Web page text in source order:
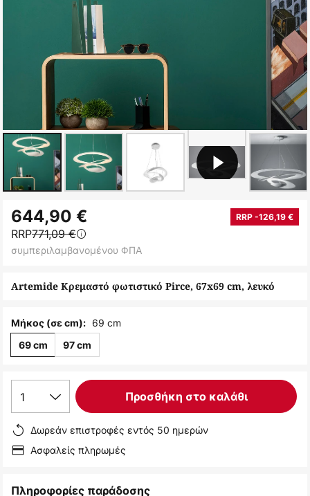
στην
αρχή
της
εικόνων
Artemide Κρεμαστό φωτιστικό Pirce, 67x69 cm, λευκό
644,90 € RRP -126,19 €
RRP771,09 €
συμπεριλαμβανομένου ΦΠΑ
Μήκος (σε cm): 69 cm
69 cm 97 cm
1 Προσθήκη στο καλάθι
Δωρεάν επιστροφές εντός 50 ημερών
Ασφαλείς πληρωμές
Πληροφορίες παράδοσης